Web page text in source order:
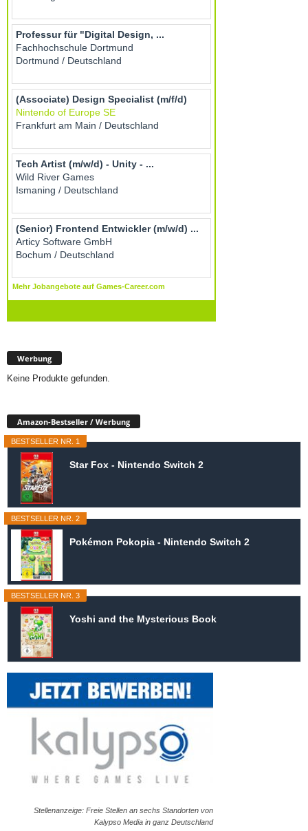
Werbung
Keine Produkte gefunden.
Amazon-Bestseller / Werbung
BESTSELLER NR. 1
Star Fox - Nintendo Switch 2
BESTSELLER NR. 2
Pokémon Pokopia - Nintendo Switch 2
BESTSELLER NR. 3
Yoshi and the Mysterious Book
Stellenanzeige: Freie Stellen an sechs Standorten von
Kalypso Media in ganz Deutschland